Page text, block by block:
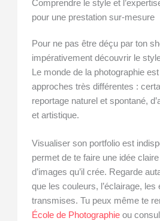
Comprendre le style et
pour une prestation sur-mesure
Pour ne pas être déçu par ton
impérativement découvrir le
Le monde de la photographie
approches très différentes :
reportage naturel et spontané,
et artistique.
Visualiser son portfolio est
permet de te faire une idée
d’images qu’il crée. Regarde
que les couleurs, l’éclairage, les
transmises. Tu peux même te
École de Photographie ou